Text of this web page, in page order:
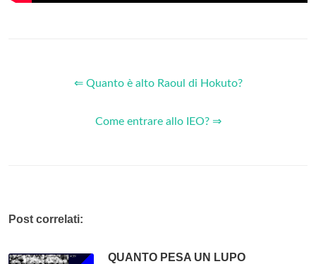
⇐ Quanto è alto Raoul di Hokuto?
Come entrare allo IEO? ⇒
Post correlati:
QUANTO PESA UN LUPO